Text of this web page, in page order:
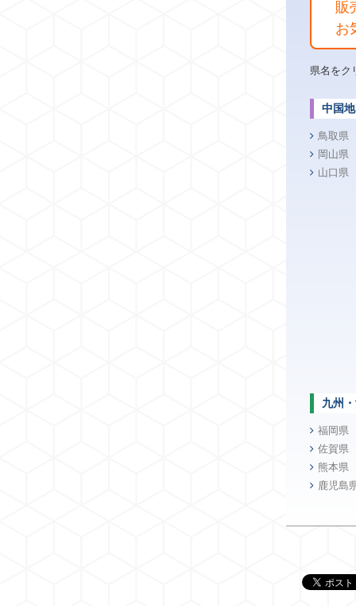
販
お
県名をク
中国
鳥取県
岡山県
山口県
九州
福岡県
佐賀県
熊本県
鹿児島